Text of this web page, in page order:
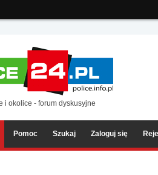
i okolice - forum dyskusyjne
Pomoc Szukaj Zaloguj się